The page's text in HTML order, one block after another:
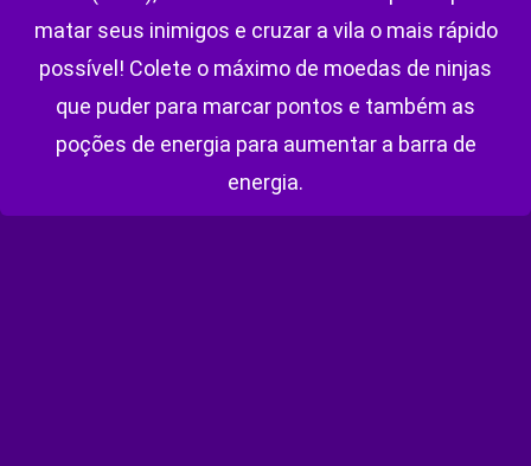
matar seus inimigos e cruzar a vila o mais rápido
possível! Colete o máximo de moedas de ninjas
que puder para marcar pontos e também as
poções de energia para aumentar a barra de
energia.